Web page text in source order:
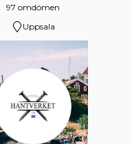
97 omdömen
Uppsala